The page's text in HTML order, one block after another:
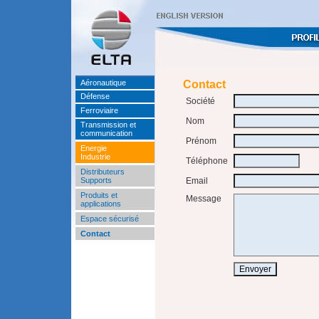
Aéronautique
Défense
Ferroviaire
Transmission et
communication
Energie
Industrie
Distributeurs
Supports
Produits et
applications
Espace sécurisé
Contact
Contact
Société
Nom
Prénom
Téléphone
Email
Message